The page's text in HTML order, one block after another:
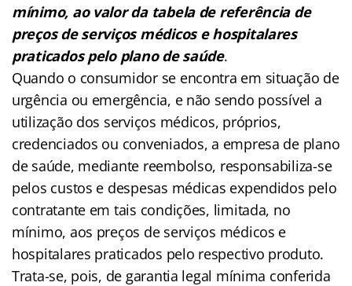
mínimo, ao valor da tabela de referência de
preços de serviços médicos e hospitalares
praticados pelo plano de saúde.
Quando o consumidor se encontra em situação de
urgência ou emergência, e não sendo possível a
utilização dos serviços médicos, próprios,
credenciados ou conveniados, a empresa de plano
de saúde, mediante reembolso, responsabiliza-se
pelos custos e despesas médicas expendidos pelo
contratante em tais condições, limitada, no
mínimo, aos preços de serviços médicos e
hospitalares praticados pelo respectivo produto.
Trata-se, pois, de garantia legal mínima conferida